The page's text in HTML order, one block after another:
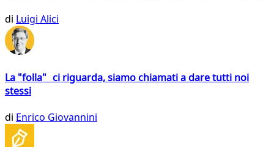
di Luigi Alici
La "folla" ci riguarda, siamo chiamati a dare tutti noi
stessi
di Enrico Giovannini